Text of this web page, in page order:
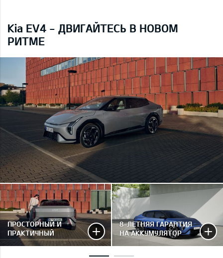
Kia EV4 - ДВИГАЙТЕСЬ В НОВОМ
РИТМЕ
ПРОСТОРНЫЙ И
ПРАКТИЧНЫЙ
8-ЛЕТНЯЯ ГАРАНТИЯ
НА АККУМУЛЯТОР